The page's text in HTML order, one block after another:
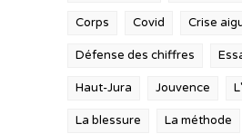
Corps Covid Crise
Défense des chiffres
Haut-Jura Jouvence
La blessure La méthode